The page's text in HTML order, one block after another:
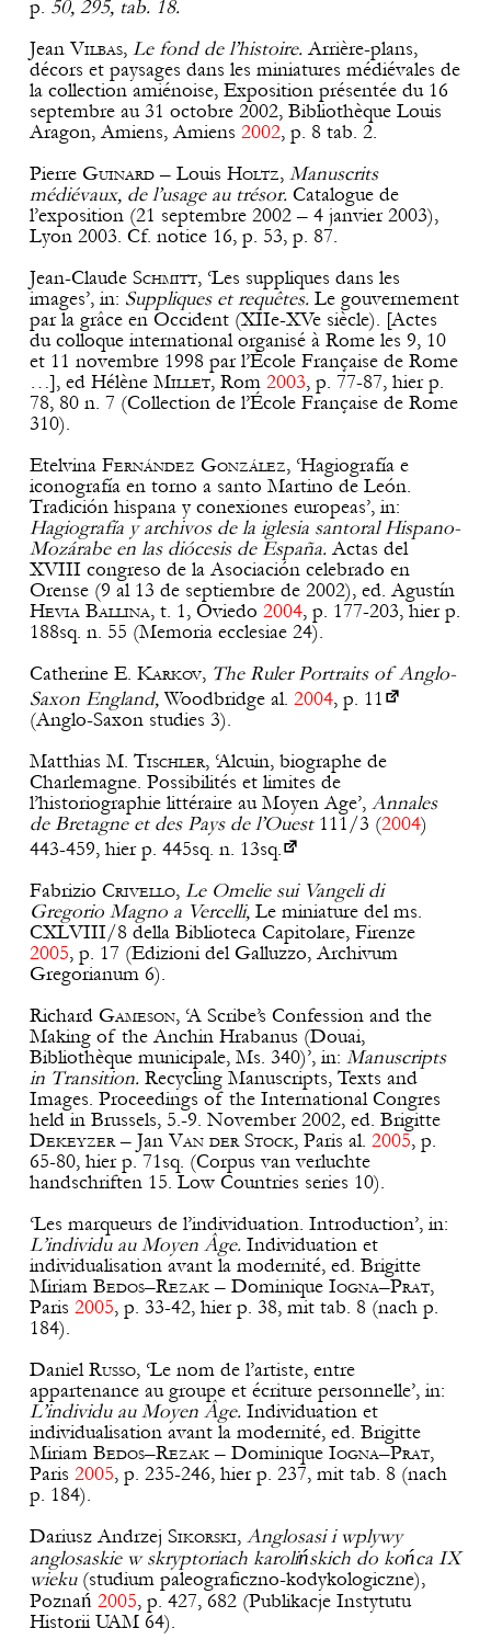
p. 50, 295, tab. 18.
Jean Vilbas, Le fond de l’histoire.Arrière-plans,
décors et paysages dans les miniatures médiévales de
la collection amiénoise, Exposition présentée du 16
septembre au 31 octobre 2002, Bibliothèque Louis
Aragon, Amiens, Amiens 2002, p. 8 tab. 2.
Pierre Guinard– Louis Holtz, Manuscrits
médiévaux, de l’usage au trésor. Catalogue de
l’exposition (21 septembre 2002 – 4 janvier 2003),
Lyon 2003. Cf. notice 16, p. 53, p. 87.
Jean-Claude Schmitt, ‘Les suppliques dans les
images’, in: Suppliques et requêtes.Le gouvernement
par la grâce en Occident (XIIe-XVe siècle). [Actes
du colloque international organisé à Rome les 9, 10
et 11 novembre 1998 par l’École Française de Rome
…], ed Hélène Millet, Rom 2003, p. 77-87, hier p.
78, 80 n. 7 (Collection de l’École Française de Rome
310).
Etelvina Fernández González, ‘Hagiografía e
iconografía en torno a santo Martino de León.
Tradición hispana y conexiones europeas’, in:
Hagiografía y archivos de la iglesia santoral Hispano-
Mozárabe en las diócesis de España.Actas del
XVIII congreso de la Asociación celebrado en
Orense (9 al 13 de septiembre de 2002), ed. Agustín
Hevia Ballina, t. 1, Oviedo 2004, p. 177-203, hier p.
188sq. n. 55 (Memoria ecclesiae 24).
Catherine E. Karkov, The Ruler Portraits of Anglo-
Saxon England,Woodbridge al. 2004, p. 11
(Anglo-Saxon studies 3).
Matthias M. Tischler, ‘Alcuin, biographe de
Charlemagne. Possibilités et limites de
l’historiographie littéraire au Moyen Age’, Annales
de Bretagne et des Pays de l’Ouest 111/3 (2004)
443-459, hier p. 445sq. n. 13sq.
Fabrizio Crivello, Le Omelie sui Vangeli di
Gregorio Magno a Vercelli, Le miniature del ms.
CXLVIII/8 della Biblioteca Capitolare, Firenze
2005, p. 17 (Edizioni del Galluzzo, Archivum
Gregorianum 6).
Richard Gameson, ‘A Scribe’s Confession and the
Making of the Anchin Hrabanus (Douai,
Bibliothèque municipale, Ms. 340)’, in: Manuscripts
in Transition. Recycling Manuscripts, Texts and
Images. Proceedings of the International Congres
held in Brussels, 5.-9. November 2002, ed. Brigitte
Dekeyzer– Jan Van der Stock, Paris al. 2005, p.
65-80, hier p. 71sq. (Corpus van verluchte
handschriften 15. Low Countries series 10).
‘Les marqueurs de l’individuation. Introduction’, in:
L’individu au Moyen Âge. Individuation et
individualisation avant la modernité, ed. Brigitte
Miriam Bedos–Rezak– Dominique Iogna–Prat,
Paris 2005, p. 33-42, hier p. 38, mit tab. 8 (nach p.
184).
DanielRusso, ‘Le nom de l’artiste, entre
appartenance au groupe et écriture personnelle’, in:
L’individu au Moyen Âge. Individuation et
individualisation avant la modernité, ed. Brigitte
Miriam Bedos–Rezak– Dominique Iogna–Prat,
Paris 2005, p. 235-246, hier p. 237, mit tab. 8 (nach
p. 184).
Dariusz Andrzej Sikorski, Anglosasi i wplywy
anglosaskie w skryptoriach karolińskich do końca IX
wieku (studium paleograficzno-kodykologiczne),
Poznań 2005, p. 427, 682 (Publikacje Instytutu
Historii UAM 64).